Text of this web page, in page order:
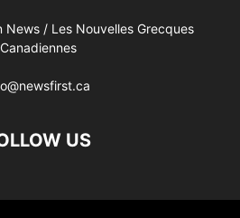
News / Les Nouvelles Grecques
Canadiennes
US